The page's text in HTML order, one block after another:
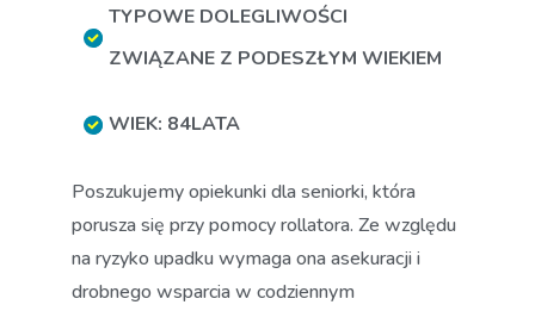
TYPOWE DOLEGLIWOŚCI
ZWIĄZANE Z PODESZŁYM WIEKIEM
WIEK: 84LATA
Poszukujemy opiekunki dla seniorki, która
porusza się przy pomocy rollatora. Ze względu
na ryzyko upadku wymaga ona asekuracji i
drobnego wsparcia w codziennym